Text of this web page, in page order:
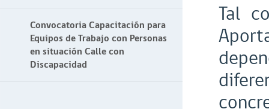
Convocatoria Capacitación para
Equipos de Trabajo con Personas
en situación Calle con
Discapacidad
Tal